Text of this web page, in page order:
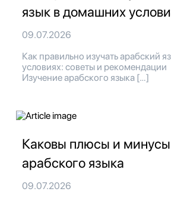
язык в домашних
09.07.2026
Как правильно изучать арабский
условиях: советы и
Изучение арабского языка […]
Каковы плюсы и минусы
арабского языка
09.07.2026